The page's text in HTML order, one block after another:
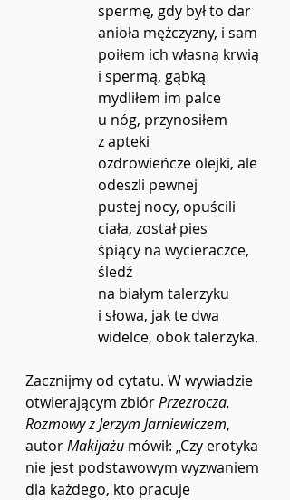
spermę, gdy był to dar
anioła mężczyzny, i sam
poiłem ich własną krwią
i spermą, gąbką
mydliłem im palce
u nóg, przynosiłem
z apteki
ozdrowieńcze olejki, ale
odeszli pewnej
pustej nocy, opuścili
ciała, został pies
śpiący na wycieraczce,
śledź
na białym talerzyku
i słowa, jak te dwa
widelce, obok talerzyka.
Zacznijmy od cytatu. W wywiadzie
otwierającym zbiór Przezrocza.
Rozmowy z Jerzym Jarniewiczem,
autor Makijażu mówił: „Czy erotyka
nie jest podstawowym wyzwaniem
dla każdego, kto pracuje